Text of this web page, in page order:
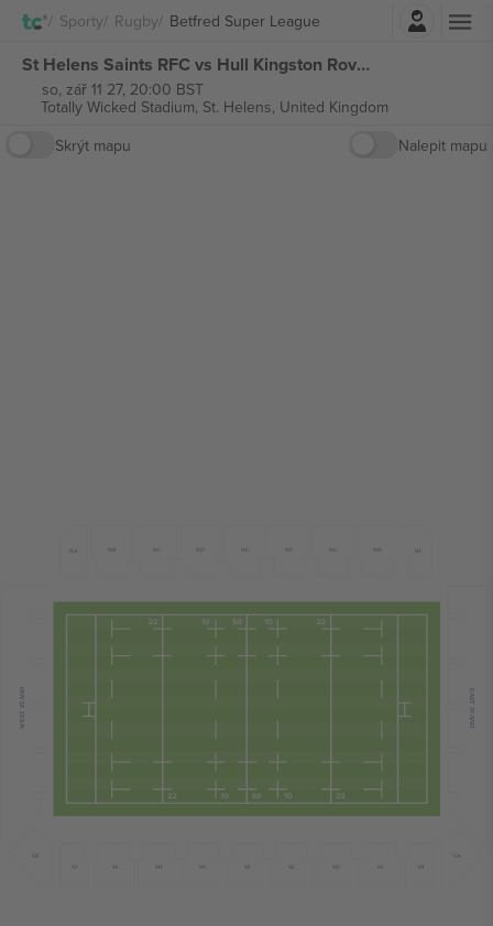
Sporty Rugby Betfred Super League
Přihlásit se
St Helens Saints RFC vs Hull Kingston Rover Betfred Super League vstupenek
so, zář 11 27, 20:00 BST
Totally Wicked Stadium, St. Helens, United Kingdom
Skrýt mapu
Nalepit mapu
NA NB NC ND NE NF NG NH NI
SB
SC
SD
SE
SF
SG
SH
SI
SJ
EAST STAND
WEST STAND
SA
SK